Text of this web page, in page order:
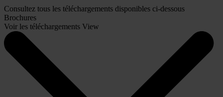
Consultez tous les téléchargements disponibles ci-dessous
Brochures
Voir les téléchargements View